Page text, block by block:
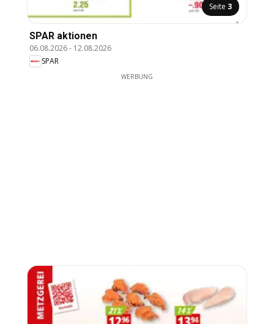
Seite 3
SPAR aktionen
06.08.2026- 12.08.2026
SPAR
WERBUNG